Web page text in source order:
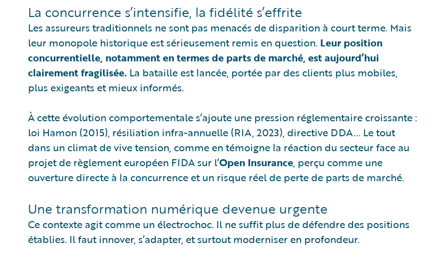
La concurrence s’intensifie, la fidélité s’effrite
Les assureurs traditionnels ne sont pas menacés de disparition à court terme. Mais
leur monopole historique est sérieusement remis en question. Leur position
concurrentielle, notamment en termes de parts de marché, est aujourd’hui
clairement fragilisée. La bataille est lancée, portée par des clients plus mobiles,
plus exigeants et mieux informés.
À cette évolution comportementale s’ajoute une pression réglementaire croissante :
loi Hamon (2015), résiliation infra-annuelle (RIA, 2023), directive DDA... Le tout
dans un climat de vive tension, comme en témoigne la réaction du secteur face au
projet de règlement européen FIDA sur l’Open Insurance, perçu comme une
ouverture directe à la concurrence et un risque réel de perte de parts de marché.
Une transformation numérique devenue urgente
Ce contexte agit comme un électrochoc. Il ne suffit plus de défendre des positions
établies. Il faut innover, s’adapter, et surtout moderniser en profondeur.